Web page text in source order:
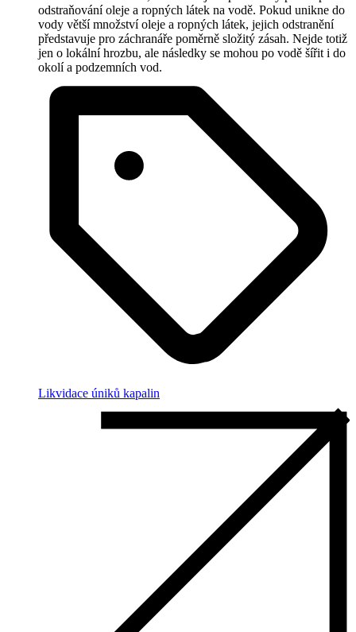
odstraňování oleje a ropných látek na vodě. Pokud unikne do
vody větší množství oleje a ropných látek, jejich odstranění
představuje pro záchranáře poměrně složitý zásah. Nejde totiž
jen o lokální hrozbu, ale následky se mohou po vodě šířit i do
okolí a podzemních vod.
Likvidace úniků kapalin